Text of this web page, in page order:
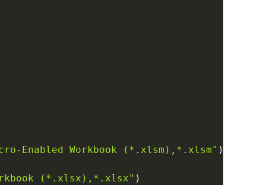
Enabled Workbook (*.xlsm),*.xlsm" )
(*.xlsx),*.xlsx" )